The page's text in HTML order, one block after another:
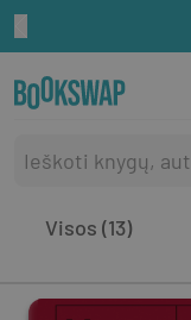
Visos (13)